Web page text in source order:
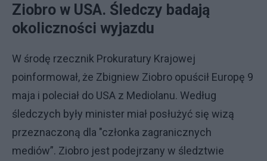
Ziobro w USA. Śledczy badają
okoliczności wyjazdu
W środę rzecznik Prokuratury Krajowej
poinformował, że Zbigniew Ziobro opuścił Europę 9
maja i poleciał do USA z Mediolanu. Według
śledczych były minister miał posłużyć się wizą
przeznaczoną dla "członka zagranicznych
mediów”. Ziobro jest podejrzany w śledztwie